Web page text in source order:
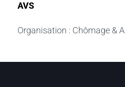
AVS
Organisation : Chômage &